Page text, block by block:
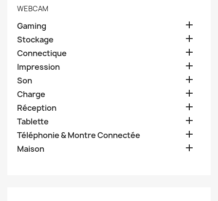
WEBCAM
Gaming 
Stockage 
Connectique 
Impression 
Son 
Charge 
Réception 
Tablette 
Téléphonie & Montre Connectée 
Maison 